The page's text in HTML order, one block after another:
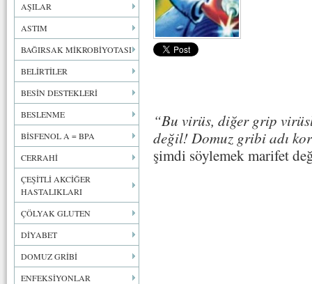
AŞILAR
ASTIM
BAĞIRSAK MİKROBİYOTASI
BELİRTİLER
BESİN DESTEKLERİ
BESLENME
BİSFENOL A = BPA
CERRAHİ
ÇEŞİTLİ AKCİĞER
HASTALIKLARI
ÇÖLYAK GLUTEN
DİYABET
DOMUZ GRİBİ
ENFEKSİYONLAR
“Bu virüs, diğer grip
değil! Domuz gribi adı
şimdi söylemek marifet